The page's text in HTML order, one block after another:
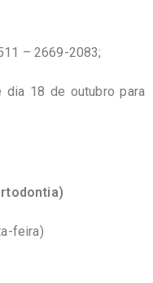
– 2669-2083;
dia 18 de outubro para
feira)